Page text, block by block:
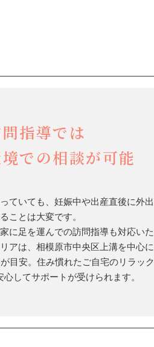
指導では
での相談が可能
ていても、妊娠中や出産直後に外出
ことは大変です。
に足を運んでの訪問指導も対応いた
アは、相模原市中央区上溝を中心に
目安。住み慣れたご自宅のリラック
してサポートが受けられます。